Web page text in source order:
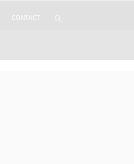
CONTACT